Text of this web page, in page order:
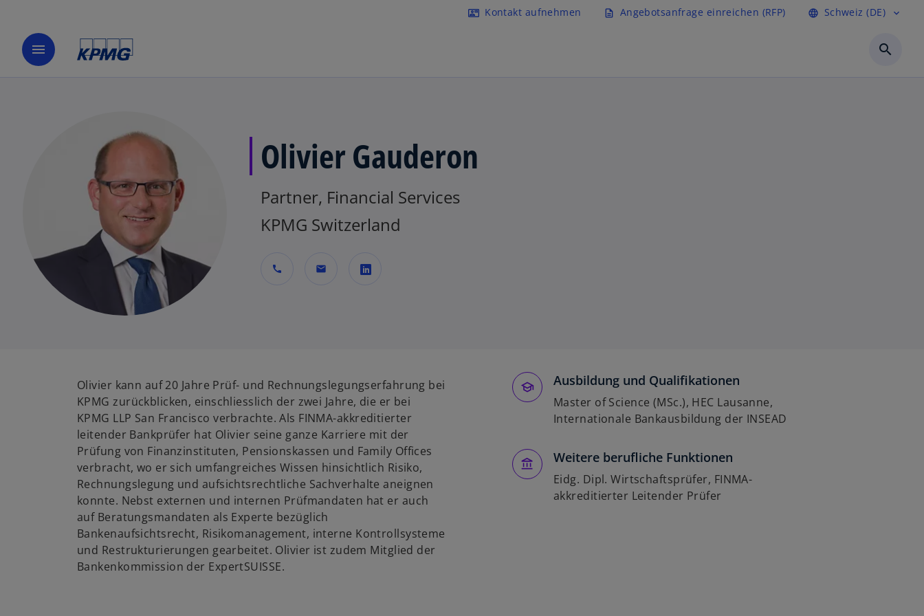
Navigation überspringen
contact_mail Kontakt aufnehmen description Angebotsanfrage einreichen (RFP) language Schweiz (DE) expand_more
menu search
Olivier Gauderon
Partner, Financial Services
KPMG Switzerland
call mail
n
e
i
n
e
r
n
e
e
n
Olivier kann auf 20 Jahre Prüf- und Rechnungslegungserfahrung bei
KPMG zurückblicken, einschliesslich der zwei Jahre, die er bei
KPMG LLP San Francisco verbrachte. Als FINMA-akkreditierter
leitender Bankprüfer hat Olivier seine ganze Karriere mit der
Prüfung von Finanzinstituten, Pensionskassen und Family Offices
verbracht, wo er sich umfangreiches Wissen hinsichtlich Risiko,
Rechnungslegung und aufsichtsrechtliche Sachverhalte aneignen
konnte. Nebst externen und internen Prüfmandaten hat er auch
auf Beratungsmandaten als Experte bezüglich
Bankenaufsichtsrecht, Risikomanagement, interne Kontrollsysteme
und Restrukturierungen gearbeitet. Olivier ist zudem Mitglied der
Bankenkommission der ExpertSUISSE.
Ausbildung und Qualifikationen
Master of Science (MSc.), HEC Lausanne,
Internationale Bankausbildung der INSEAD
Weitere berufliche Funktionen
Eidg. Dipl. Wirtschaftsprüfer, FINMA-
akkreditierter Leitender Prüfer